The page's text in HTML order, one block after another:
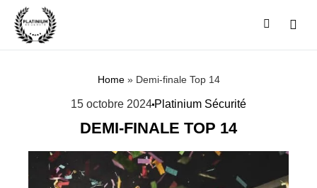
Home» Demi-finale Top 14
15 octobre 2024 Platinium Sécurité
DEMI-FINALE TOP 14